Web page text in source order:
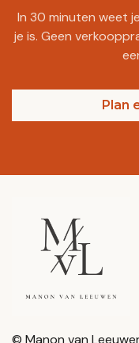
In 30 minuten weet
je is. Geen
Plan
© Manon van